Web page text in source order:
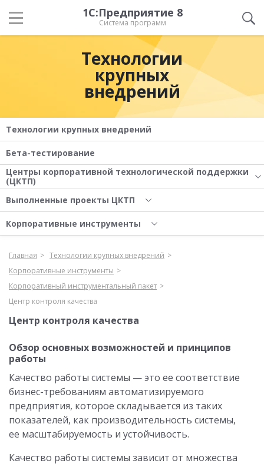
1С:Предприятие 8
Система программ
Технологии
крупных
внедрений
Технологии крупных внедрений
Бета-тестирование
Центры корпоративной технологической поддержки
(ЦКТП)
Выполненные проекты ЦКТП
Корпоративные инструменты
Главная
Технологии крупных внедрений
Корпоративные инструменты
Корпоративный инструментальный пакет
Центр контроля качества
Центр контроля качества
Обзор основных возможностей и принципов
работы
Качество работы системы — это ее соответствие
бизнес-требованиям автоматизируемого
предприятия, которое складывается из таких
показателей, как производительность системы,
ее масштабируемость и устойчивость.
Качество работы системы зависит от множества